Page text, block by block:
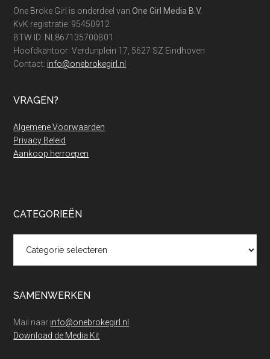
One Broke Girl is onderdeel vanOne Girl Media B.V.
KvK registratie: 95450912
BTW ID: NL867135700B01
Hoofdkantoor: Verdunplein 17, 5627 SZ Eindhoven
Contact: info@onebrokegirl.nl
VRAGEN?
Algemene Voorwaarden
Privacy Beleid
Aankoop herroepen
CATEGORIEËN
SAMENWERKEN
Mail naar info@onebrokegirl.nl
Download de Media Kit